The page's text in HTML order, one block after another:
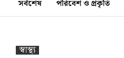
সর্বশেষ পরিবেশ ও প্রকৃতি
স্বাস্থ‍্য